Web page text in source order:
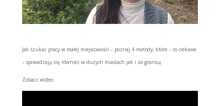
Jak szukać pracy w małej miejscowości – poznaj 4 metody, które – co ciekawe
– sprawdzają się również w dużych miastach jak i za granicą.
Zobacz wideo.